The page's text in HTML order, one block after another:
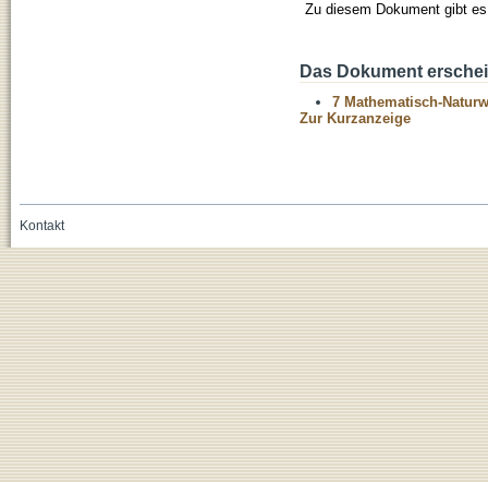
Zu diesem Dokument gibt
Das Dokument
7 Mathematisch-
Zur Kurzanzeige
Kontakt